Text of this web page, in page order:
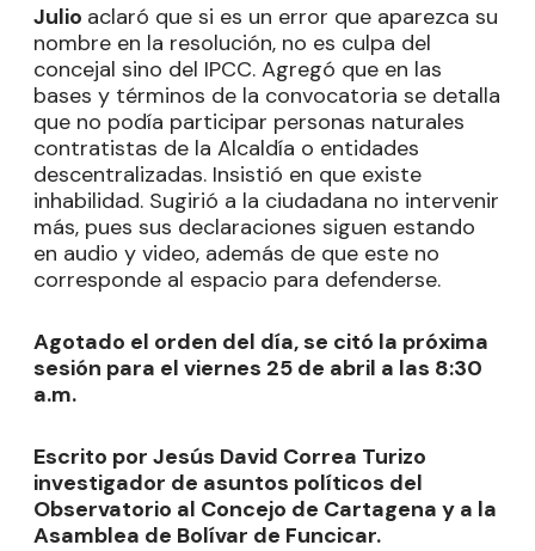
Julio aclaró que si es un error que aparezca su
nombre en la resolución, no es culpa del
concejal sino del IPCC. Agregó que en las
bases y términos de la convocatoria se detalla
que no podía participar personas naturales
contratistas de la Alcaldía o entidades
descentralizadas. Insistió en que existe
inhabilidad. Sugirió a la ciudadana no intervenir
más, pues sus declaraciones siguen estando
en audio y video, además de que este no
corresponde al espacio para defenderse.
Agotado el orden del día, se citó la próxima
sesión para el viernes 25 de abril a las 8:30
a.m.
Escrito por Jesús David Correa Turizo
investigador de asuntos políticos del
Observatorio al Concejo de Cartagena y a la
Asamblea de Bolívar de Funcicar.